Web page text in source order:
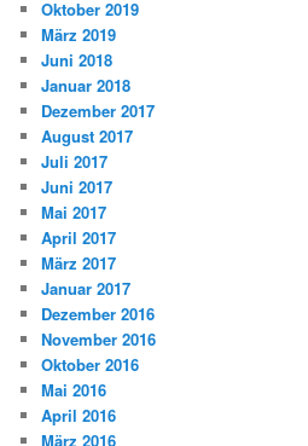
Oktober 2019
März 2019
Juni 2018
Januar 2018
Dezember 2017
August 2017
Juli 2017
Juni 2017
Mai 2017
April 2017
März 2017
Januar 2017
Dezember 2016
November 2016
Oktober 2016
Mai 2016
April 2016
März 2016